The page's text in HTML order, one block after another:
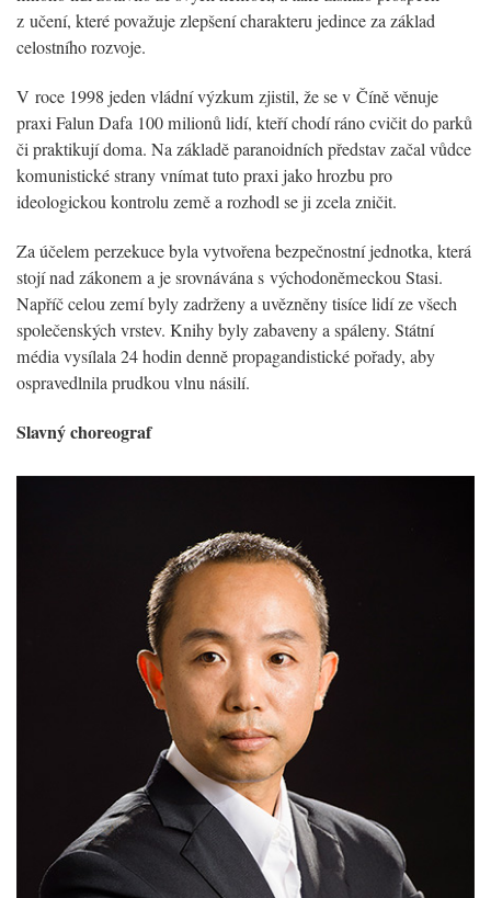
z učení, které považuje zlepšení charakteru jedince za základ
celostního rozvoje.
V roce 1998 jeden vládní výzkum zjistil, že se v Číně věnuje
praxi Falun Dafa 100 milionů lidí, kteří chodí ráno cvičit do parků
či praktikují doma. Na základě paranoidních představ začal vůdce
komunistické strany vnímat tuto praxi jako hrozbu pro
ideologickou kontrolu země a rozhodl se ji zcela zničit.
Za účelem perzekuce byla vytvořena bezpečnostní jednotka, která
stojí nad zákonem a je srovnávána s východoněmeckou Stasi.
Napříč celou zemí byly zadrženy a uvězněny tisíce lidí ze všech
společenských vrstev. Knihy byly zabaveny a spáleny. Státní
média vysílala 24 hodin denně propagandistické pořady, aby
ospravedlnila prudkou vlnu násilí.
Slavný choreograf